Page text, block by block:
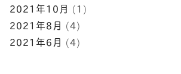
2021年10月 (1)
2021年8月 (4)
2021年6月 (4)